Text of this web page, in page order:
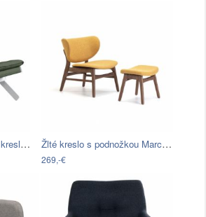
Olivovozelené skladacie kreslo z… Žlté kreslo s podnožkou Marckeric Divo
269,-€